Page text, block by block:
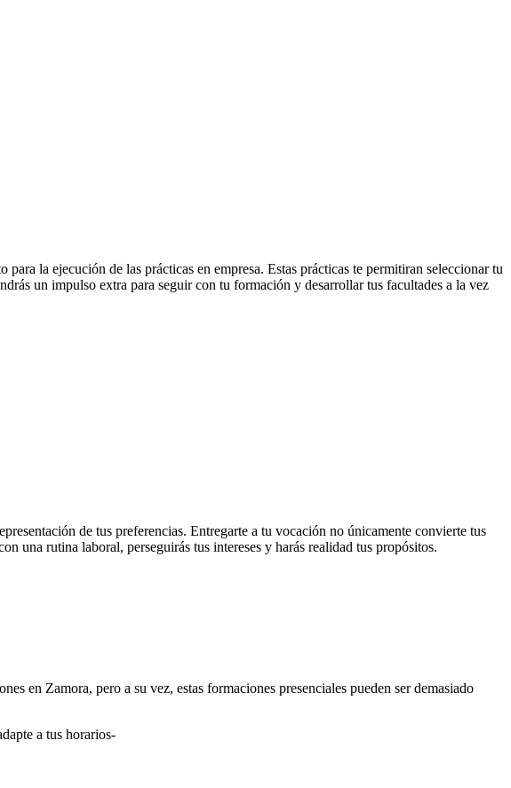
la ejecución de las prácticas en empresa. Estas prácticas te permitiran seleccionar tu
un impulso extra para seguir con tu formación y desarrollar tus facultades a la vez
de tus preferencias. Entregarte a tu vocación no únicamente convierte tus
una rutina laboral, perseguirás tus intereses y harás realidad tus propósitos.
en Zamora, pero a su vez, estas formaciones presenciales pueden ser demasiado
a tus horarios-